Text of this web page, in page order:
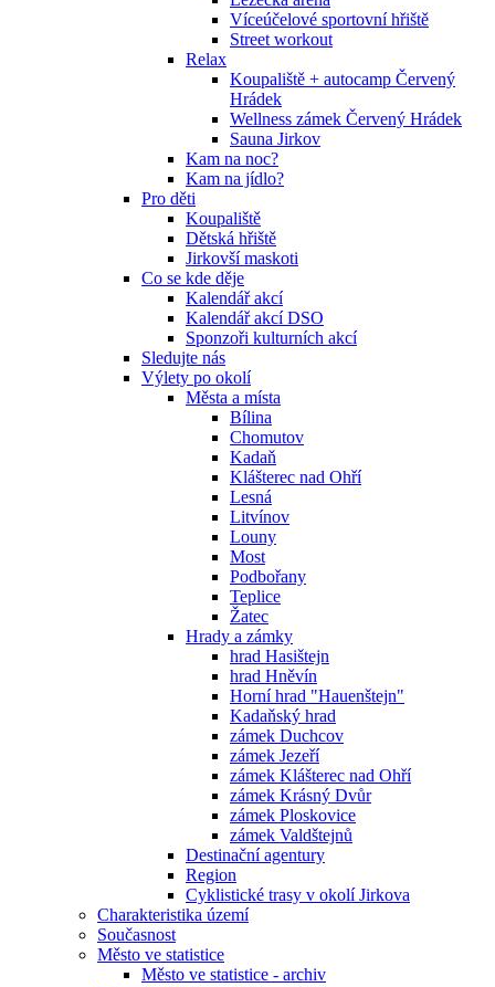
Víceúčelové sportovní hřiště
Street workout
Relax
Koupaliště + autocamp Červený
Hrádek
Wellness zámek Červený Hrádek
Sauna Jirkov
Kam na noc?
Kam na jídlo?
Pro děti
Koupaliště
Dětská hřiště
Jirkovší maskoti
Co se kde děje
Kalendář akcí
Kalendář akcí DSO
Sponzoři kulturních akcí
Sledujte nás
Výlety po okolí
Města a místa
Bílina
Chomutov
Kadaň
Klášterec nad Ohří
Lesná
Litvínov
Louny
Most
Podbořany
Teplice
Žatec
Hrady a zámky
hrad Hasištejn
hrad Hněvín
Horní hrad "Hauenštejn"
Kadaňský hrad
zámek Duchcov
zámek Jezeří
zámek Klášterec nad Ohří
zámek Krásný Dvůr
zámek Ploskovice
zámek Valdštejnů
Destinační agentury
Region
Cyklistické trasy v okolí Jirkova
Charakteristika území
Současnost
Město ve statistice
Město ve statistice - archiv